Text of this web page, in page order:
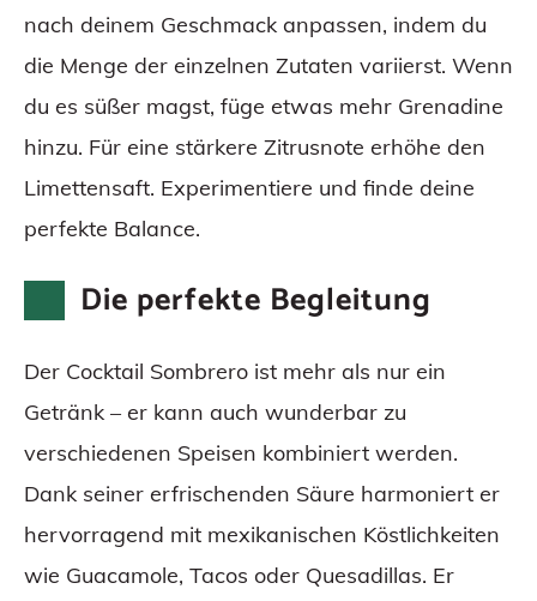
nach deinem Geschmack anpassen, indem du
die Menge der einzelnen Zutaten variierst. Wenn
du es süßer magst, füge etwas mehr Grenadine
hinzu. Für eine stärkere Zitrusnote erhöhe den
Limettensaft. Experimentiere und finde deine
perfekte Balance.
Die perfekte Begleitung
Der Cocktail Sombrero ist mehr als nur ein
Getränk – er kann auch wunderbar zu
verschiedenen Speisen kombiniert werden.
Dank seiner erfrischenden Säure harmoniert er
hervorragend mit mexikanischen Köstlichkeiten
wie Guacamole, Tacos oder Quesadillas. Er